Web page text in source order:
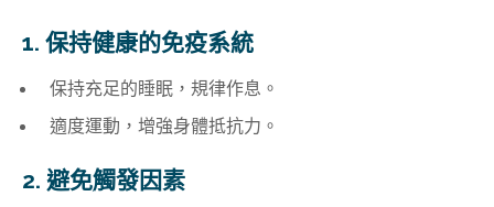
1. 保持健康的免疫系統
保持充足的睡眠，規律作息。
適度運動，增強身體抵抗力。
2. 避免觸發因素